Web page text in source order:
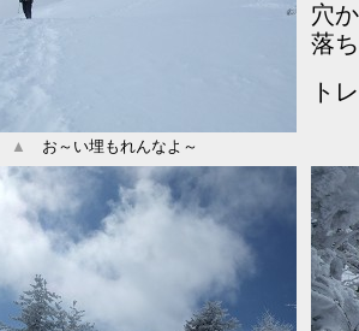
穴
落
ト
▲ お～い埋もれんなよ～